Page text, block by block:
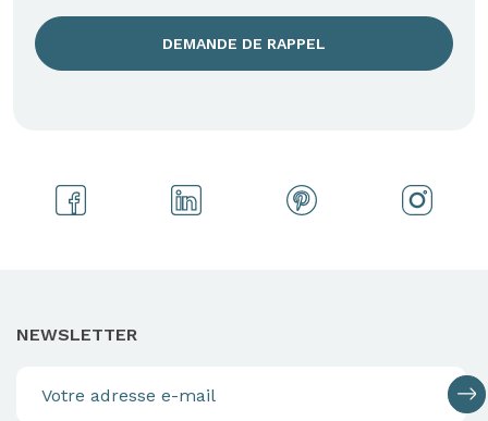
DEMANDE DE RAPPEL
NEWSLETTER